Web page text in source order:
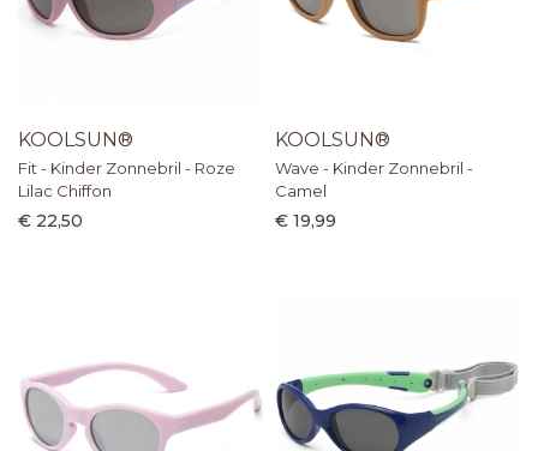
KOOLSUN®
Fit - Kinder Zonnebril - Roze
Lilac Chiffon
€ 22,50
KOOLSUN®
Wave - Kinder Zonnebril -
Camel
€ 19,99